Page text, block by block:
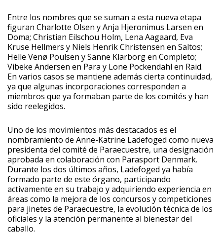
Entre los nombres que se suman a esta nueva etapa
figuran Charlotte Olsen y Anja Hjeronimus Larsen en
Doma; Christian Eilschou Holm, Lena Aagaard, Eva
Kruse Hellmers y Niels Henrik Christensen en Saltos;
Helle Venø Poulsen y Sanne Klarborg en Completo;
Vibeke Andersen en Para y Lone Pockendahl en Raid.
En varios casos se mantiene además cierta continuidad,
ya que algunas incorporaciones corresponden a
miembros que ya formaban parte de los comités y han
sido reelegidos.
Uno de los movimientos más destacados es el
nombramiento de Anne-Katrine Ladefoged como nueva
presidenta del comité de Paraecuestre, una designación
aprobada en colaboración con Parasport Denmark.
Durante los dos últimos años, Ladefoged ya había
formado parte de este órgano, participando
activamente en su trabajo y adquiriendo experiencia en
áreas como la mejora de los concursos y competiciones
para jinetes de Paraecuestre, la evolución técnica de los
oficiales y la atención permanente al bienestar del
caballo.